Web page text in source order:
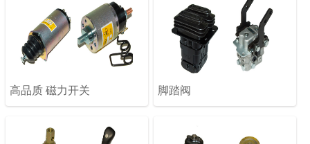
高品质 磁力开关 脚踏阀